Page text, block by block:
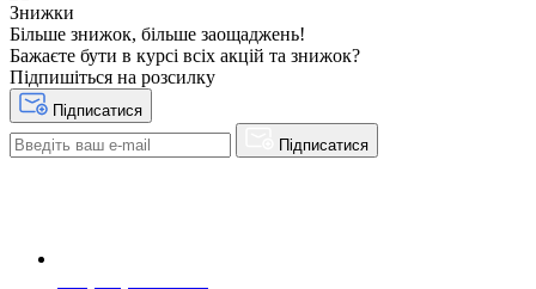
Знижки
Більше знижок, більше заощаджень!
Бажаєте бути в курсі всіх акцій та знижок?
Підпишіться на розсилку
Підписатися
Підписатися